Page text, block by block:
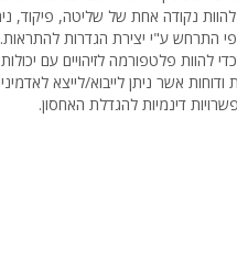
התרחש ע"י יצירת הגדרות להתראות.
דינמיות להגדלת האחסון.